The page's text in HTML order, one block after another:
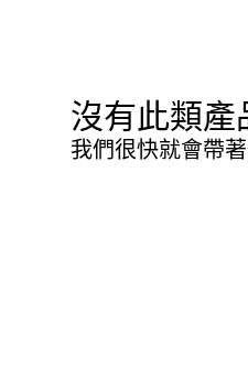
沒有此類產
我們很快就會帶